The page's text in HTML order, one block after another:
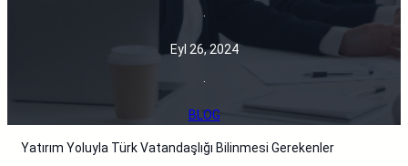
·
Eyl 26, 2024
·
BLOG
Yatırım Yoluyla Türk Vatandaşlığı Bilinmesi Gerekenler